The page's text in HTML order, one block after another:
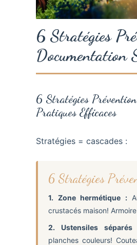
6 Stratégies
Documentation
6 Stratégies
Pratiques Efficaces
Stratégies = cascades :
6 Stratégies
1. Zone hermétique :
crustacés maison!
2. Ustensiles séparés
planches couleurs!